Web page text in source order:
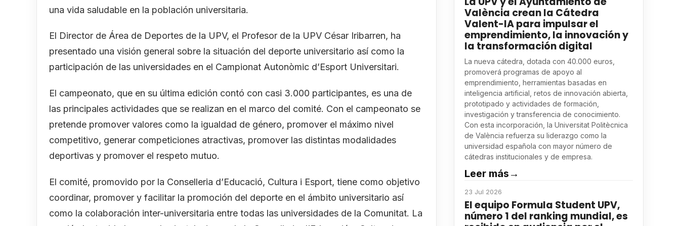
una vida saludable en la población universitaria.
El Director de Área de Deportes de la UPV, el Profesor de la UPV César Iribarren, ha
presentado una visión general sobre la situación del deporte universitario así como la
participación de las universidades en el Campionat Autonòmic d’Esport Universitari.
El campeonato, que en su última edición contó con casi 3.000 participantes, es una de
las principales actividades que se realizan en el marco del comité. Con el campeonato se
pretende promover valores como la igualdad de género, promover el máximo nivel
competitivo, generar competiciones atractivas, promover las distintas modalidades
deportivas y promover el respeto mutuo.
El comité, promovido por la Conselleria d’Educació, Cultura i Esport, tiene como objetivo
coordinar, promover y facilitar la promoción del deporte en el ámbito universitario así
como la colaboración inter-universitaria entre todas las universidades de la Comunitat. La
València crean la Cátedra
Valent-IA para impulsar el
emprendimiento, la innovación y
la transformación digital
La nueva cátedra, dotada con 40.000 euros,
promoverá programas de apoyo al
emprendimiento, herramientas basadas en
inteligencia artificial, retos de innovación abierta,
prototipado y actividades de formación,
investigación y transferencia de conocimiento.
Con esta incorporación, la Universitat Politècnica
de València refuerza su liderazgo como la
universidad española con mayor número de
cátedras institucionales y de empresa.
Leer más →
23 Jul 2026
El equipo Formula Student UPV,
número 1 del ranking mundial, es